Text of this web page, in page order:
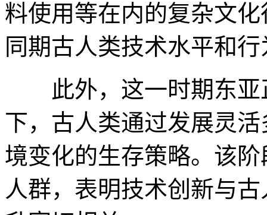
料使用等在内的复杂文
同期古人类技术水平和
此外，这一时期东亚
下，古人类通过发展灵
境变化的生存策略。该
人群，表明技术创新与